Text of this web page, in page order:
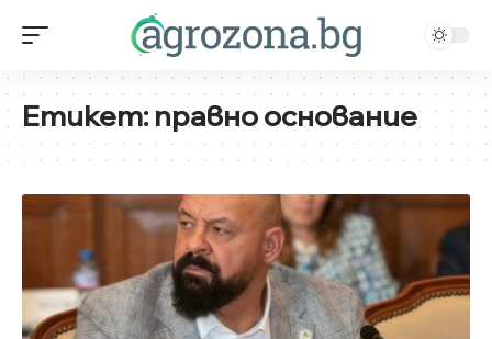
Етикет:правно основание